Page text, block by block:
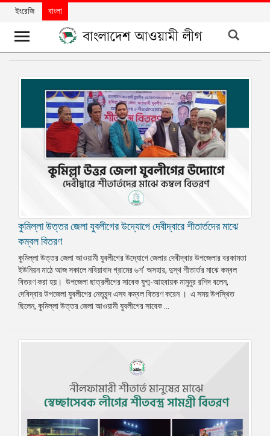
বিশেষ
উন্নয়নের
বাংলাদেশ
নিউজলেটার
প্রেস
রিলিজ
ইংরেজি বাংলা
কুমিল্লা উত্তর জেলা যুবলীগের উদ্যোগে দেবীদ্বারে শীতার্তদের মাঝে
কম্বল বিতরণ
কুমিল্লা উত্তর জেলা আওয়ামী যুবলীগের উদ্যোগে জেলার দেবীদ্বার উপজেলার বরকামতা
ইউনিয়ন মাঠে আজ সকালে নবিয়াবাদ গ্রামের ৬শ’ অসহায়, দুস্থ শীতার্তর মাঝে কম্বল
বিতরণ করা হয়। উপজেলা ছাত্রলীগের সাবেক যুগ্ম-আহবায়ক মামুনুর রশিদ বলেন,
দেবিদ্বার উপজেলা যুবলীগের নেতৃবৃন্দ এসব কম্বল বিতরণ করেন । এ সময় উপস্থিত
ছিলেন, কুমিল্লা উত্তর জেলা আওয়ামী যুবলীগের সাবেক ...